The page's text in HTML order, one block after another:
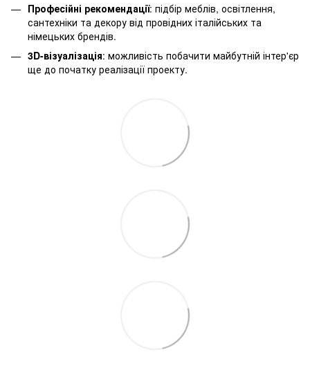
Професійні рекомендації: підбір меблів, освітлення,
сантехніки та декору від провідних італійських та
німецьких брендів.
3D-візуалізація: можливість побачити майбутній інтер'єр
ще до початку реалізації проекту.